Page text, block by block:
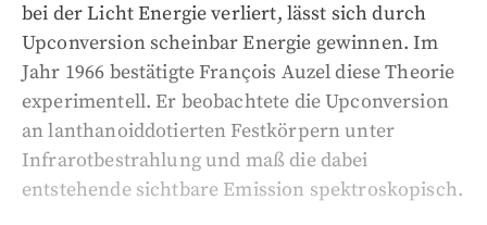
bei der Licht Energie verliert, lässt sich durch
Upconversion scheinbar Energie gewinnen. Im
Jahr 1966 bestätigte François Auzel diese Theorie
experimentell. Er beobachtete die Upconversion
an lanthanoiddotierten Festkörpern unter
Infrarotbestrahlung und maß die dabei
entstehende sichtbare Emission spektroskopisch.